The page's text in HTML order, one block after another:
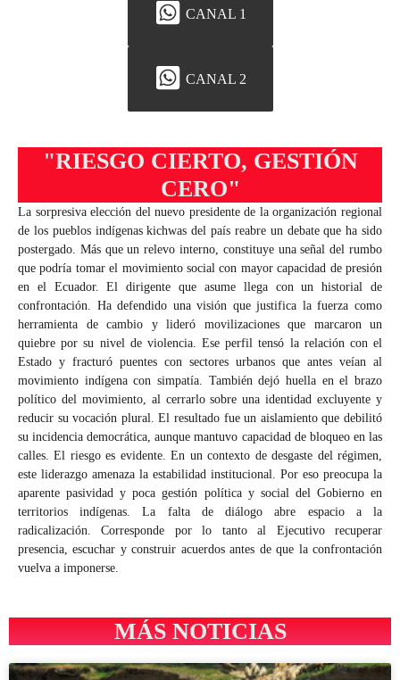
CANAL 1
CANAL 2
"RIESGO CIERTO, GESTIÓN
CERO"
La sorpresiva elección del nuevo presidente de la organización regional
de los pueblos indígenas kichwas del país reabre un debate que ha sido
postergado. Más que un relevo interno, constituye una señal del rumbo
que podría tomar el movimiento social con mayor capacidad de presión
en el Ecuador. El dirigente que asume llega con un historial de
confrontación. Ha defendido una visión que justifica la fuerza como
herramienta de cambio y lideró movilizaciones que marcaron un
quiebre por su nivel de violencia. Ese perfil tensó la relación con el
Estado y fracturó puentes con sectores urbanos que antes veían al
movimiento indígena con simpatía. También dejó huella en el brazo
político del movimiento, al cerrarlo sobre una identidad excluyente y
reducir su vocación plural. El resultado fue un aislamiento que debilitó
su incidencia democrática, aunque mantuvo capacidad de bloqueo en las
calles. El riesgo es evidente. En un contexto de desgaste del régimen,
este liderazgo amenaza la estabilidad institucional. Por eso preocupa la
aparente pasividad y poca gestión política y social del Gobierno en
territorios indígenas. La falta de diálogo abre espacio a la
radicalización. Corresponde por lo tanto al Ejecutivo recuperar
presencia, escuchar y construir acuerdos antes de que la confrontación
vuelva a imponerse.
MÁS NOTICIAS